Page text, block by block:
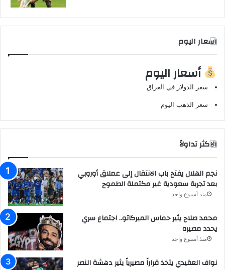
اسعار اليوم
أسعار اليوم
سعر الدولار في العراق
سعر الذهب اليوم
الاكثر تداولاً
نجم الهلال يفتح باب الانتقال إلى عملاق أوروبي
بعد تجربة سعودية غير مكتملة الطموح
منذ أسبوع واحد
محمد صلاح يثير حماس الميركاتو.. اجتماع سري
يحدد مصيره
منذ أسبوع واحد
نواف العقيدي يتخذ قراراً مصيرياً يثير دهشة النصر